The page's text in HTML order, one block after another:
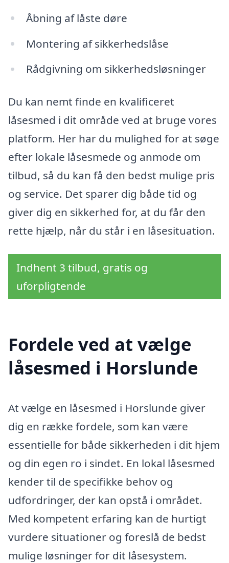
Åbning af låste døre
Montering af sikkerhedslåse
Rådgivning om sikkerhedsløsninger
Du kan nemt finde en kvalificeret
låsesmed i dit område ved at bruge vores
platform. Her har du mulighed for at søge
efter lokale låsesmede og anmode om
tilbud, så du kan få den bedst mulige pris
og service. Det sparer dig både tid og
giver dig en sikkerhed for, at du får den
rette hjælp, når du står i en låsesituation.
Indhent 3 tilbud, gratis og
uforpligtende
Fordele ved at vælge
låsesmed i Horslunde
At vælge en låsesmed i Horslunde giver
dig en række fordele, som kan være
essentielle for både sikkerheden i dit hjem
og din egen ro i sindet. En lokal låsesmed
kender til de specifikke behov og
udfordringer, der kan opstå i området.
Med kompetent erfaring kan de hurtigt
vurdere situationer og foreslå de bedst
mulige løsninger for dit låsesystem.